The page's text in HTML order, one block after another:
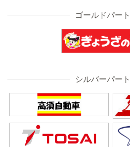
ゴールドパー
シルバーパー